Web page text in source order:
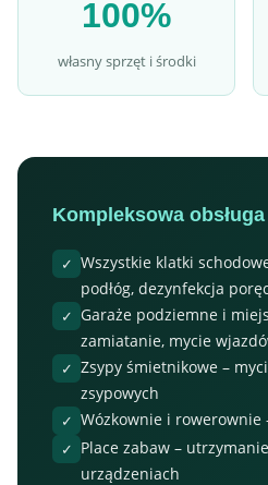
100%
własny sprzęt i środki
Kompleksowa
✓ Wszystkie klatki
podłóg, dezynfekcja
✓ Garaże podziemne i
zamiatanie, mycie
✓ Zsypy śmietnikowe –
zsypowych
✓ Wózkownie i rowerownie
✓ Place zabaw –
urządzeniach